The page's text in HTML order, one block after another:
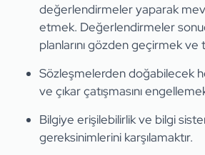
değerlendirmeler yaparak
etmek. Değerlendirmeler
planlarını gözden geçirmek ve
Sözleşmelerden doğabilecek
ve çıkar çatışmasını
Bilgiye erişilebilirlik ve bilgi
gereksinimlerini karşılamaktır.